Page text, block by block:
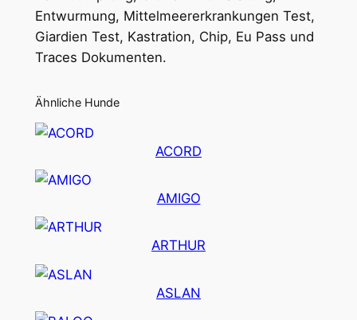
Entwurmung, Mittelmeererkrankungen Test,
Giardien Test, Kastration, Chip, Eu Pass und
Traces Dokumenten.
Ähnliche Hunde
ACORD
AMIGO
ARTHUR
ASLAN